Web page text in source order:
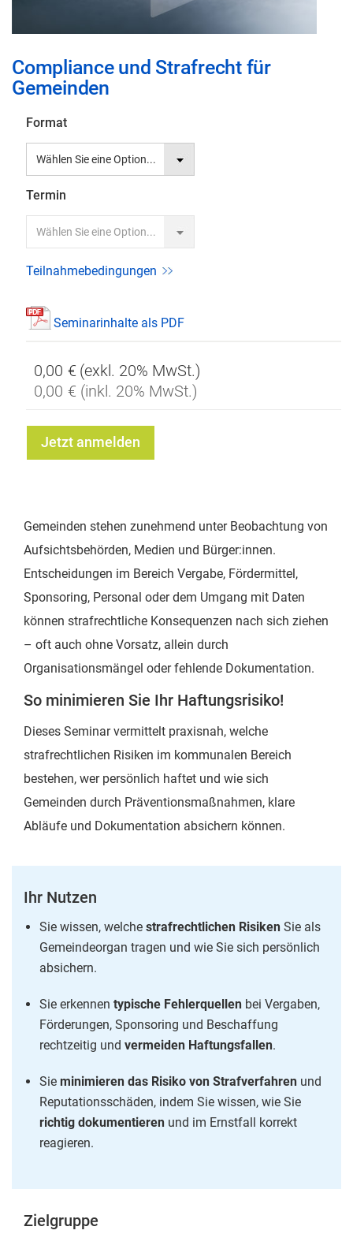
Anfang
der
Bildgalerie
springen
Compliance und Strafrecht für
Gemeinden
Format
Termin
Teilnahmebedingungen
Seminarinhalte als PDF
0,00 €
0,00 €
Jetzt anmelden
Gemeinden stehen zunehmend unter Beobachtung von
Aufsichtsbehörden, Medien und Bürger:innen.
Entscheidungen im Bereich Vergabe, Fördermittel,
Sponsoring, Personal oder dem Umgang mit Daten
können strafrechtliche Konsequenzen nach sich ziehen
– oft auch ohne Vorsatz, allein durch
Organisationsmängel oder fehlende Dokumentation.
So minimieren Sie Ihr Haftungsrisiko!
Dieses Seminar vermittelt praxisnah, welche
strafrechtlichen Risiken im kommunalen Bereich
bestehen, wer persönlich haftet und wie sich
Gemeinden durch Präventionsmaßnahmen, klare
Abläufe und Dokumentation absichern können.
Ihr Nutzen
Sie wissen, welche strafrechtlichen Risiken Sie als
Gemeindeorgan tragen und wie Sie sich persönlich
absichern.
Sie erkennen typische Fehlerquellen bei Vergaben,
Förderungen, Sponsoring und Beschaffung
rechtzeitig und vermeiden Haftungsfallen.
Sie minimieren das Risiko von Strafverfahren und
Reputationsschäden, indem Sie wissen, wie Sie
richtig dokumentieren und im Ernstfall korrekt
reagieren.
Zielgruppe